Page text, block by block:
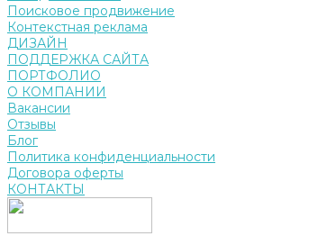
Поисковое продвижение
Контекстная реклама
ДИЗАЙН
ПОДДЕРЖКА САЙТА
ПОРТФОЛИО
О КОМПАНИИ
Вакансии
Отзывы
Блог
Политика конфиденциальности
Договора оферты
КОНТАКТЫ